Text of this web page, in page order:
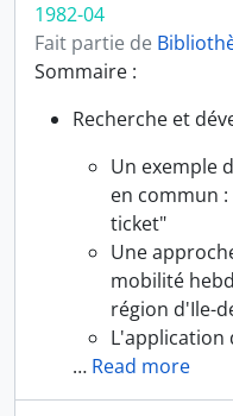
1982-04
Fait partie de
Sommaire :
Recherche et
Un exemple
en commun
ticket"
Une
mobilité
région d'Ile-
L'application
… Read more